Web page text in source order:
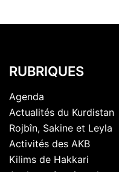
RUBRIQUES
Agenda
Actualités du Kurdistan
Rojbîn, Sakine et Leyla
Activités des AKB
Kilims de Hakkari